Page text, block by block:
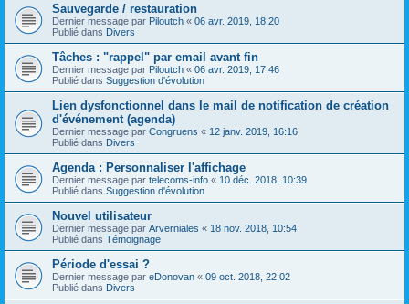
Sauvegarde / restauration
Dernier message par Piloutch « 06 avr. 2019, 18:20
Publié dans Divers
Tâches : "rappel" par email avant fin
Dernier message par Piloutch « 06 avr. 2019, 17:46
Publié dans Suggestion d'évolution
Lien dysfonctionnel dans le mail de notification de création
d'événement (agenda)
Dernier message par Congruens « 12 janv. 2019, 16:16
Publié dans Divers
Agenda : Personnaliser l'affichage
Dernier message par telecoms-info « 10 déc. 2018, 10:39
Publié dans Suggestion d'évolution
Nouvel utilisateur
Dernier message par Arverniales « 18 nov. 2018, 10:54
Publié dans Témoignage
Période d'essai ?
Dernier message par eDonovan « 09 oct. 2018, 22:02
Publié dans Divers